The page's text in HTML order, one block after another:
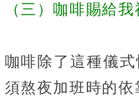
（三）咖啡賜給
咖啡除了這種儀
須熬夜加班時的依